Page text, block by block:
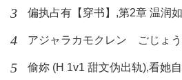
3 偏执占有【穿书】,第2章 温润
4
5 偷妳 (H 1v1 甜文伪出轨),看她